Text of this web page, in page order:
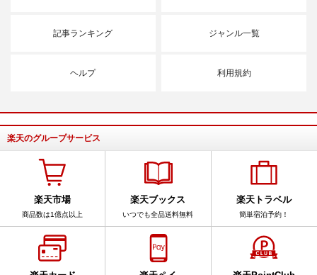
記事ランキング ジャンル一覧
ヘルプ 利用規約
楽天のグループサービス
楽天市場
商品数は1億点以上
楽天ブックス
いつでも全品送料無料
楽天トラベル
簡単宿泊予約！